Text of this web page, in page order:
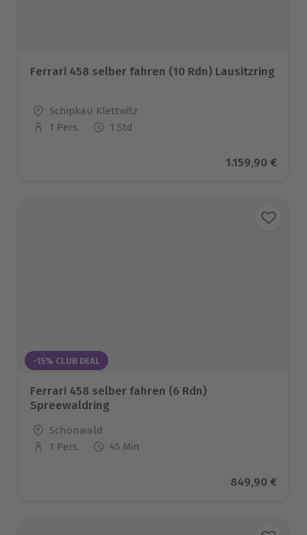
Ferrari 458 selber fahren (10 Rdn) Lausitzring
Standort
Schipkau Klettwitz
Anzahl der Teilnehmer
1 Pers. 1 Std
Aktueller Preis
1.159,90 €
-15% CLUB DEAL
Ferrari 458 selber fahren (6 Rdn)
Spreewaldring
Standort
Schönwald
Anzahl der Teilnehmer
1 Pers. 45 Min
Aktueller
849,90 €